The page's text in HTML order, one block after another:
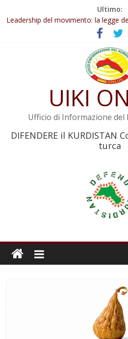
Ultimo:
Abdullah Öcalan: Le legge negativa
legge positiva
Leadership del movimento: la legge
Commissione donne del KNK:
Non tenere conto della situazione di
Il KNK chiede un’azione
UIKI
Ufficio di Informazione del
DIFENDERE il KURDISTAN
turca